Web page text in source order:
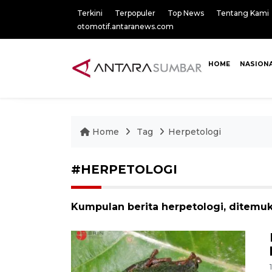
Terkini Terpopuler Top News
Tentang Kami
otomotif.antaranews.com
HOME
Home Tag Herpetologi
#HERPETOLOGI
Kumpulan berita herpetologi,